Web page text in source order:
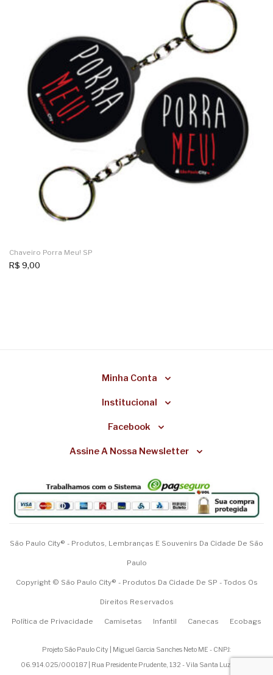
Chaveiro Porra Meu! SP
R$ 9,00
Minha Conta
Institucional
Facebook
Assine A Nossa Newsletter
São Paulo City® - Produtos, Lembranças E Souvenirs Da Cidade De São
Paulo
Copyright © São Paulo City® - Produtos Da Cidade De SP - Todos Os
Direitos Reservados
Política de Privacidade Camisetas Infantil Canecas Ecobags
Projeto São Paulo City | Miguel Garcia Sanches Neto ME - CNPJ:
06.914.025/000187 | Rua Presidente Prudente, 132 - Vila Santa Luzia - São